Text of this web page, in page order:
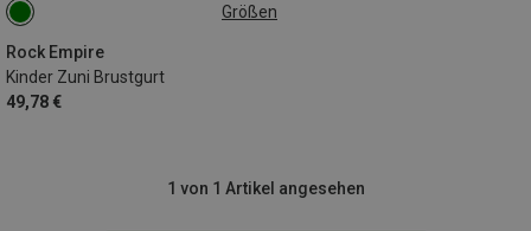
Größen
Rock Empire
Kinder Zuni Brustgurt
49,78 €
ONE SIZE
1 von 1 Artikel angesehen